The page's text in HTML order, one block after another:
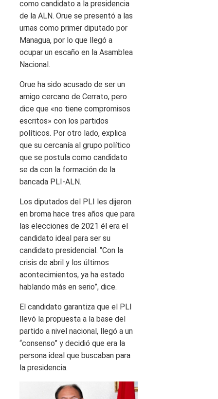
como candidato a la presidencia
de la ALN. Orue se presentó a las
urnas como primer diputado por
Managua, por lo que llegó a
ocupar un escaño en la Asamblea
Nacional.
Orue ha sido acusado de ser un
amigo cercano de Cerrato, pero
dice que «no tiene compromisos
escritos» con los partidos
políticos. Por otro lado, explica
que su cercanía al grupo político
que se postula como candidato
se da con la formación de la
bancada PLI-ALN.
Los diputados del PLI les dijeron
en broma hace tres años que para
las elecciones de 2021 él era el
candidato ideal para ser su
candidato presidencial. “Con la
crisis de abril y los últimos
acontecimientos, ya ha estado
hablando más en serio”, dice.
El candidato garantiza que el PLI
llevó la propuesta a la base del
partido a nivel nacional, llegó a un
“consenso” y decidió que era la
persona ideal que buscaban para
la presidencia.